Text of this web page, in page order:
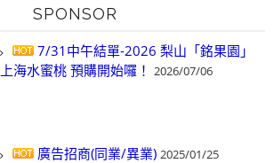
SPONSOR
7/31中午結單-2026 梨山「銘果園」
上海水蜜桃 預購開始囉！ 2026/07/06
廣告招商(同業/異業) 2025/01/25